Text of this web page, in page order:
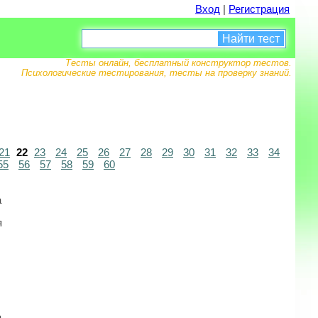
Вход | Регистрация
Тесты онлайн, бесплатный конструктор тестов.
Психологические тестирования, тесты на проверку знаний.
Найти тест
22 23 24 25 26 27 28 29 30 31 32 33
34
56 57 58 59 60